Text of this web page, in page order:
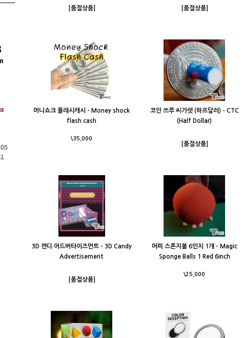
[품절상품] [품절상품]
머니쇼크 플래시캐시 - Money shock
flash cash
\35,000
코인 쓰루 씨가렛 (하프달러) - CTC
(Half Dollar)
[품절상품]
3D 캔디 어드버타이즈먼트 - 3D Candy
Advertisement
[품절상품]
머피 스폰지볼 6인치 1개 - Magic
Sponge Balls 1 Red 6inch
\25,000